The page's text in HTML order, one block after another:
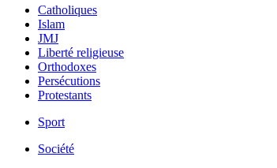
Catholiques
Islam
JMJ
Liberté religieuse
Orthodoxes
Persécutions
Protestants
Sport
Société